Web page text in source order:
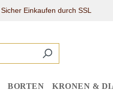
Sicher Einkaufen durch SSL
BORTEN KRONEN &